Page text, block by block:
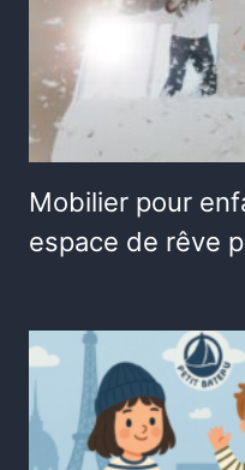
Mobilier pour
espace de rêve